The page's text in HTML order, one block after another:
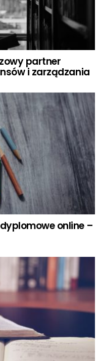
partner
i zarządzania
online –